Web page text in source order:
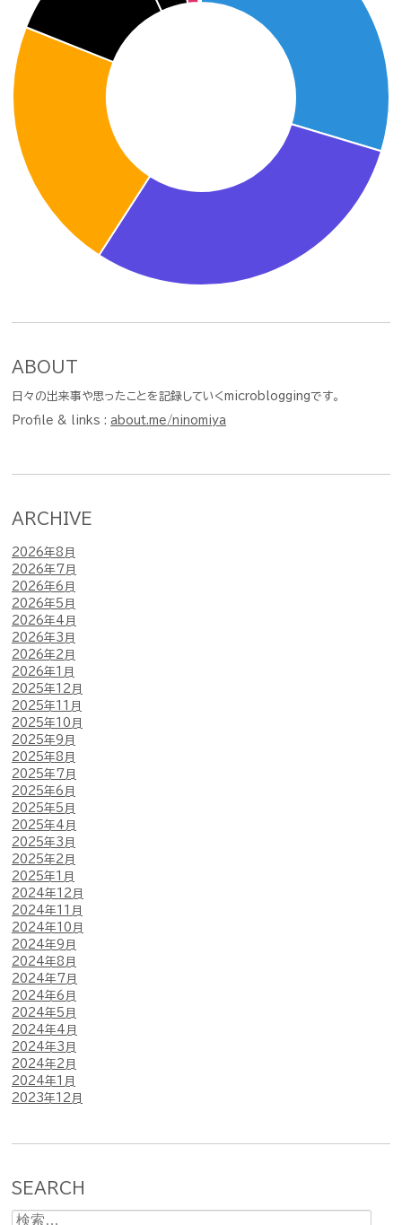
ABOUT
日々の出来事や思ったことを記録していくmicrobloggingです。
Profile & links : about.me/ninomiya
ARCHIVE
2026年8月
2026年7月
2026年6月
2026年5月
2026年4月
2026年3月
2026年2月
2026年1月
2025年12月
2025年11月
2025年10月
2025年9月
2025年8月
2025年7月
2025年6月
2025年5月
2025年4月
2025年3月
2025年2月
2025年1月
2024年12月
2024年11月
2024年10月
2024年9月
2024年8月
2024年7月
2024年6月
2024年5月
2024年4月
2024年3月
2024年2月
2024年1月
2023年12月
SEARCH
検